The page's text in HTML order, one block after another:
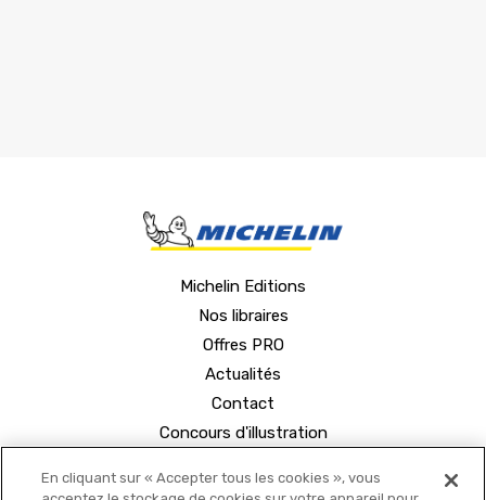
Michelin Editions
Nos libraires
Offres PRO
Actualités
Contact
Concours d'illustration
En cliquant sur « Accepter tous les cookies », vous